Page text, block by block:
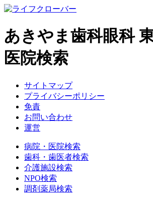
あきやま歯科眼科
医院検索
サイトマップ
プライバシーポリシー
免責
お問い合わせ
運営
病院・医院検索
歯科・歯医者検索
介護施設検索
NPO検索
調剤薬局検索